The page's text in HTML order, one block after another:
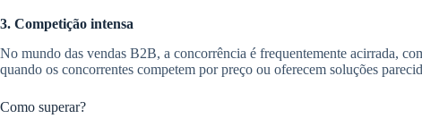
3. Competição intensa
No mundo das vendas B2B, a concorrência é frequentemente acirrada,
quando os concorrentes competem por preço ou oferecem soluções
Como superar?